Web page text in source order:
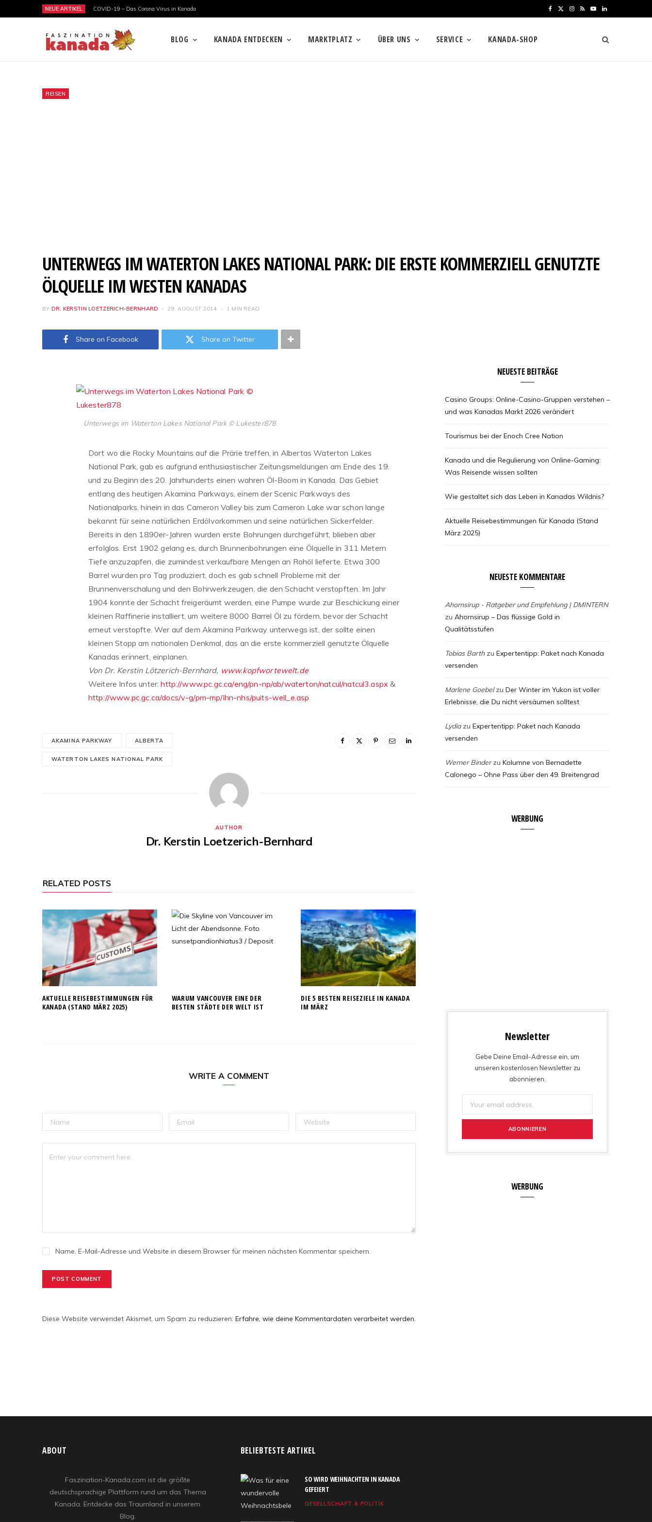
NEUE ARTIKEL COVID-19 – Das Corona Virus in Kanada
e w
I
t
R Y
T
L
n
k
BLOG KANADA ENTDECKEN MARKTPLATZ ÜBER UNS SERVICE KANADA-SHOP
REISEN
UNTERWEGS IM WATERTON LAKES NATIONAL PARK: DIE ERSTE KOMMERZIELL GENUTZTE
ÖLQUELLE IM WESTEN KANADAS
BY DR. KERSTIN LOETZERICH-BERNHARD 29. AUGUST 2014 1 MIN READ
Share on Facebook Share on Twitter
Unterwegs im Waterton Lakes National Park © Lukester878
Dort wo die Rocky Mountains auf die Prärie treffen, in Albertas Waterton Lakes
National Park, gab es aufgrund enthusiastischer Zeitungsmeldungen am Ende des 19.
und zu Beginn des 20. Jahrhunderts einen wahren Öl-Boom in Kanada. Das Gebiet
entlang des heutigen Akamina Parkways, einem der Scenic Parkways des
Nationalparks, hinein in das Cameron Valley bis zum Cameron Lake war schon lange
bekannt für seine natürlichen Erdölvorkommen und seine natürlichen Sickerfelder.
Bereits in den 1890er-Jahren wurden erste Bohrungen durchgeführt, blieben aber
erfolglos. Erst 1902 gelang es, durch Brunnenbohrungen eine Ölquelle in 311 Metern
Tiefe anzuzapfen, die zumindest verkaufbare Mengen an Rohöl lieferte. Etwa 300
Barrel wurden pro Tag produziert, doch es gab schnell Probleme mit der
Brunnenverschalung und den Bohrwerkzeugen, die den Schacht verstopften. Im Jahr
1904 konnte der Schacht freigeräumt werden, eine Pumpe wurde zur Beschickung einer
kleinen Raffinerie installiert, um weitere 8000 Barrel Öl zu fördern, bevor der Schacht
erneut verstopfte. Wer auf dem Akamina Parkway unterwegs ist, der sollte einen
kleinen Stopp am nationalen Denkmal, das an die erste kommerziell genutzte Ölquelle
Kanadas erinnert, einplanen.
Von Dr. Kerstin Lötzerich-Bernhard, www.kopfwortewelt.de
Weitere Infos unter:http://www.pc.gc.ca/eng/pn-np/ab/waterton/natcul/natcul3.aspx &
http://www.pc.gc.ca/docs/v-g/pm-mp/lhn-nhs/puits-well_e.asp
AKAMINA PARKWAY ALBERTA
WATERTON LAKES NATIONAL PARK
AUTHOR
Dr. Kerstin Loetzerich-Bernhard
RELATED POSTS
AKTUELLE REISEBESTIMMUNGEN FÜR
KANADA (STAND MÄRZ 2025)
WARUM VANCOUVER EINE DER
BESTEN STÄDTE DER WELT IST
DIE 5 BESTEN REISEZIELE IN KANADA
IM MÄRZ
WRITE A COMMENT
Name, E-Mail-Adresse und Website in diesem Browser für meinen nächsten Kommentar speichern.
Diese Website verwendet Akismet, um Spam zu reduzieren. Erfahre, wie deine Kommentardaten verarbeitet werden.
NEUESTE BEITRÄGE
Casino Groups: Online-Casino-Gruppen verstehen –
und was Kanadas Markt 2026 verändert
Tourismus bei der Enoch Cree Nation
Kanada und die Regulierung von Online-Gaming:
Was Reisende wissen sollten
Wie gestaltet sich das Leben in Kanadas Wildnis?
Aktuelle Reisebestimmungen für Kanada (Stand
März 2025)
NEUESTE KOMMENTARE
Ahornsirup - Ratgeber und Empfehlung | DMINTERN
zu Ahornsirup – Das flüssige Gold in
Qualitätsstufen
Tobias Barthzu Expertentipp: Paket nach Kanada
versenden
Marlene Goebelzu Der Winter im Yukon ist voller
Erlebnisse, die Du nicht versäumen solltest
Lydiazu Expertentipp: Paket nach Kanada
versenden
Werner Binderzu Kolumne von Bernadette
Calonego – Ohne Pass über den 49. Breitengrad
WERBUNG
Newsletter
Gebe Deine Email-Adresse ein, um
unseren kostenlosen Newsletter zu
abonnieren.
WERBUNG
ABOUT
Faszination-Kanada.com ist die größte
deutschsprachige Plattform rund um das Thema
Kanada. Entdecke das Traumland in unserem
Blog.
BELIEBTESTE ARTIKEL
SO WIRD WEIHNACHTEN IN KANADA
GEFEIERT
GESELLSCHAFT & POLITIK